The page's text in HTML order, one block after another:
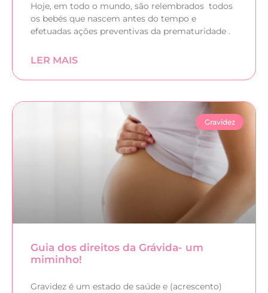
Hoje, em todo o mundo, são relembrados todos
os bebés que nascem antes do tempo e
efetuadas ações preventivas da prematuridade .
LER MAIS
Gravidez
Guia dos direitos da Grávida- um
miminho!
Gravidez é um estado de saúde e (acrescento)